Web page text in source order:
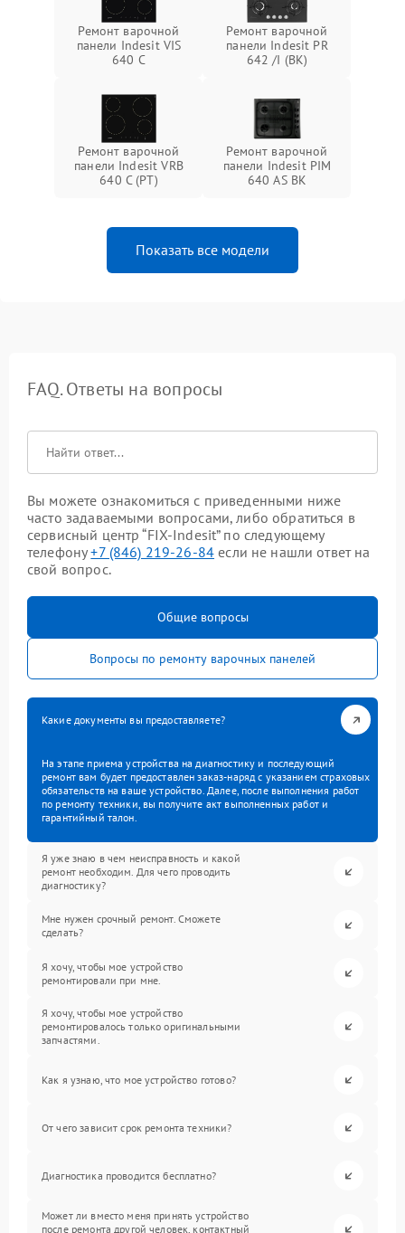
Ремонт варочной
панели Indesit VIS
640 C
Ремонт варочной
панели Indesit PR
642 /I (BK)
Ремонт варочной
панели Indesit VRB
640 C (PT)
Ремонт варочной
панели Indesit PIM
640 AS BK
Показать все модели
FAQ. Ответы на вопросы
Вы можете ознакомиться с приведенными ниже
часто задаваемыми вопросами, либо обратиться в
сервисный центр “FIX-Indesit” по следующему
телефону+7 (846) 219-26-84 если не нашли ответ на
свой вопрос.
Общие вопросы
Вопросы по ремонту варочных панелей
Какие документы вы предоставляете?
На этапе приема устройства на диагностику и последующий
ремонт вам будет предоставлен заказ-наряд с указанием страховых
обязательств на ваше устройство. Далее, после выполнения работ
по ремонту техники, вы получите акт выполненных работ и
гарантийный талон.
Я уже знаю в чем неисправность и какой
ремонт необходим. Для чего проводить
диагностику?
Мне нужен срочный ремонт. Сможете
сделать?
Я хочу, чтобы мое устройство
ремонтировали при мне.
Я хочу, чтобы мое устройство
ремонтировалось только оригинальными
запчастями.
Как я узнаю, что мое устройство готово?
От чего зависит срок ремонта техники?
Диагностика проводится бесплатно?
Может ли вместо меня принять устройство
после ремонта другой человек, контактный